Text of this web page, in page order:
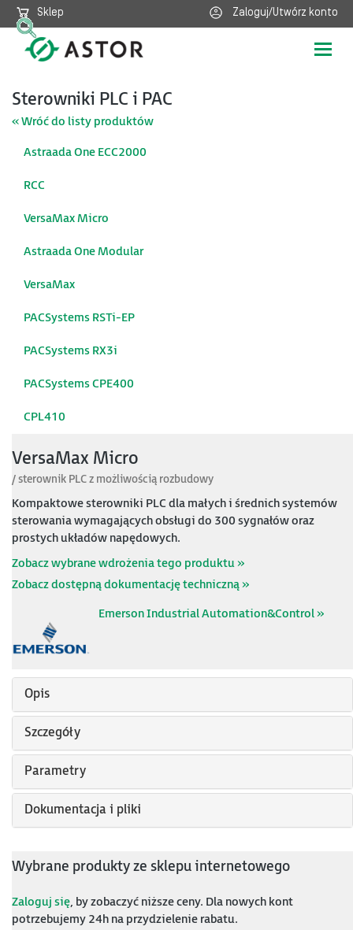
Sklep Zaloguj/Utwórz konto
Sterowniki PLC i PAC
« Wróć do listy produktów
Astraada One ECC2000
RCC
VersaMax Micro
Astraada One Modular
VersaMax
PACSystems RSTi-EP
PACSystems RX3i
PACSystems CPE400
CPL410
VersaMax Micro
/ sterownik PLC z możliwością rozbudowy
Kompaktowe sterowniki PLC dla małych i średnich systemów
sterowania wymagających obsługi do 300 sygnałów oraz
prostych układów napędowych.
Zobacz wybrane wdrożenia tego produktu »
Zobacz dostępną dokumentację techniczną »
Emerson Industrial Automation&Control »
Opis
Szczegóły
Parametry
Dokumentacja i pliki
Wybrane produkty ze sklepu internetowego
Zaloguj się, by zobaczyć niższe ceny. Dla nowych kont
potrzebujemy 24h na przydzielenie rabatu.